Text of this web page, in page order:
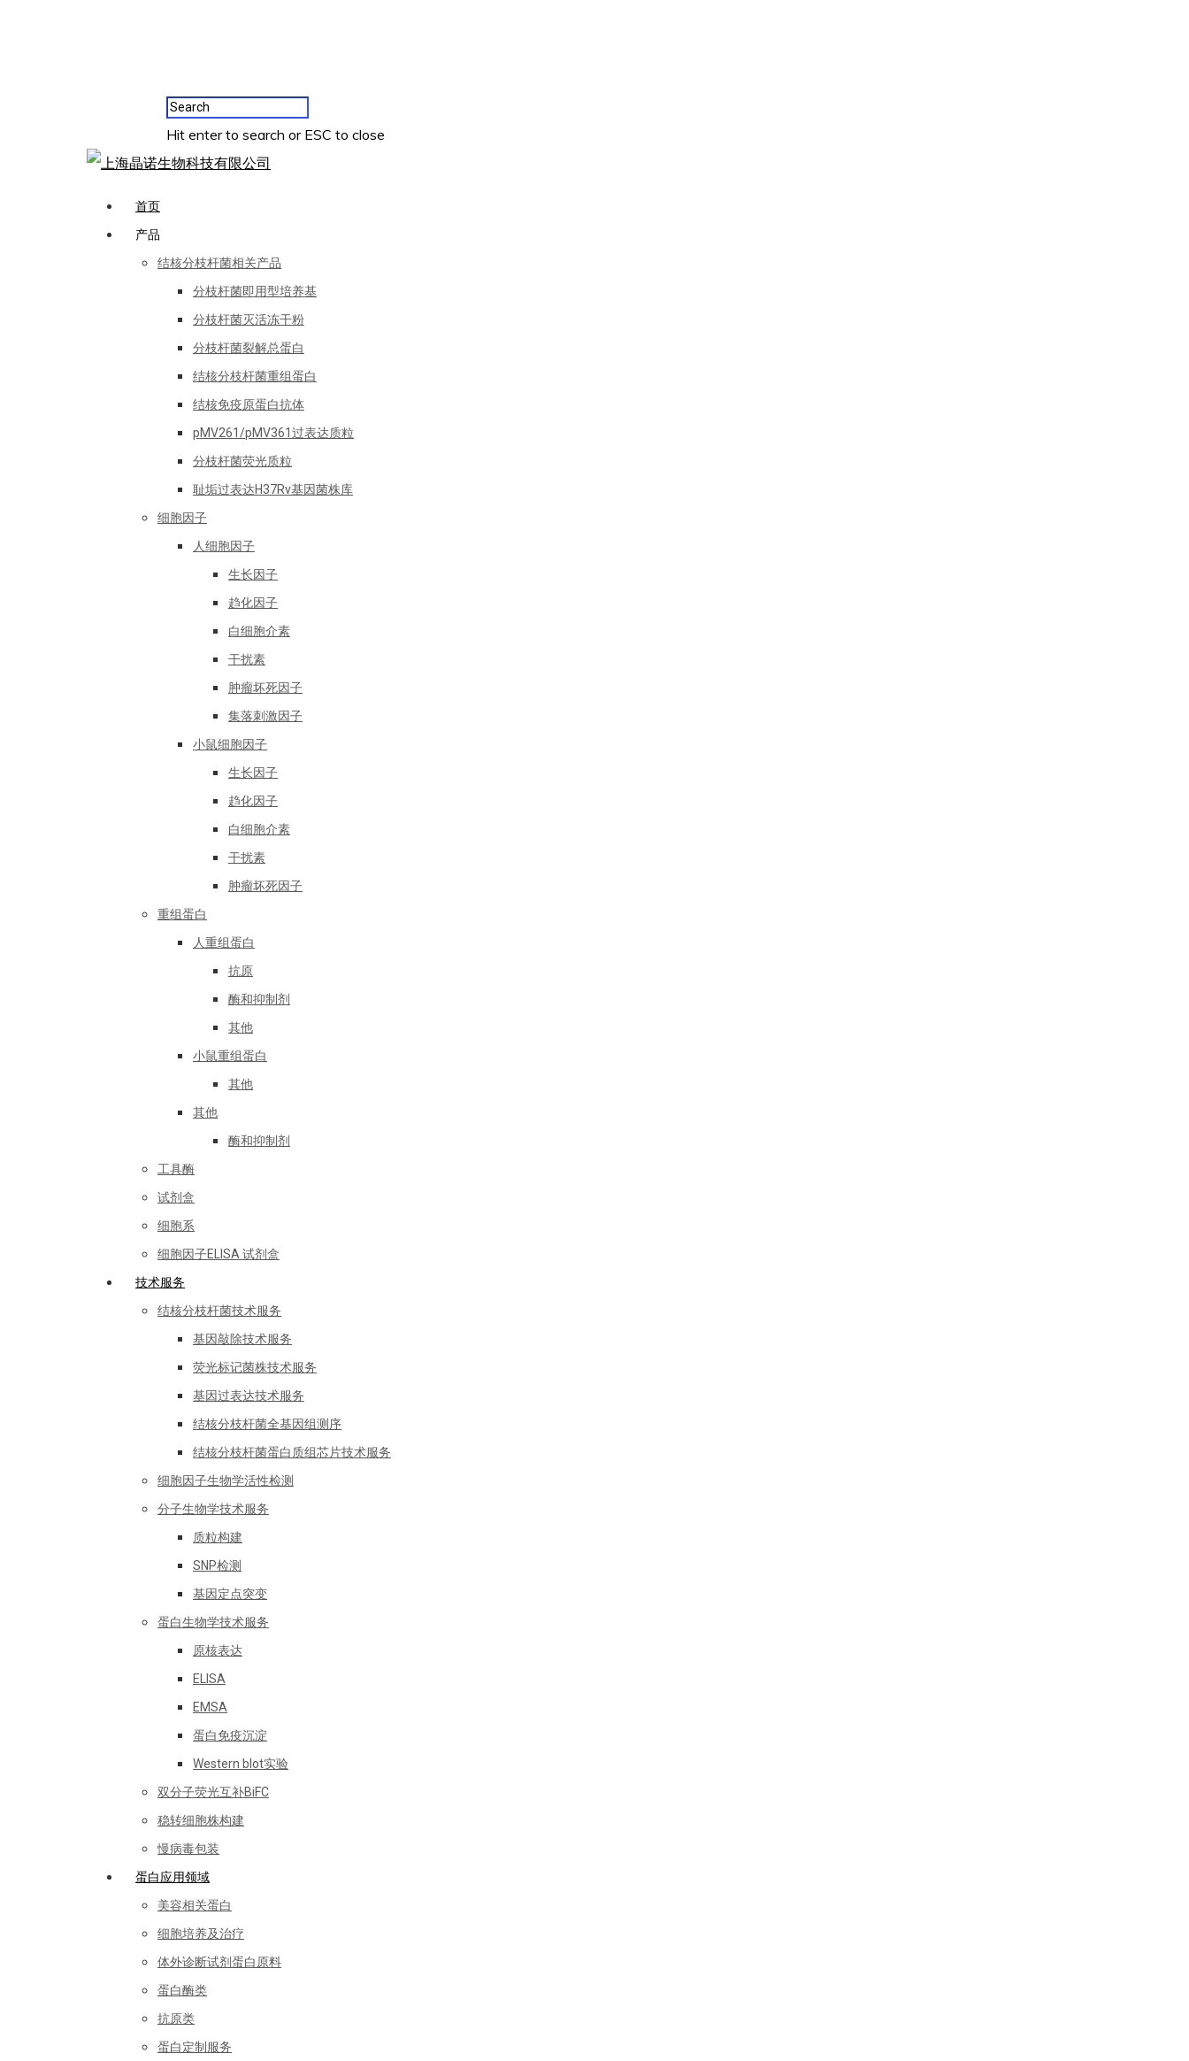
Hit enter to search or ESC to close
首页
产品
结核分枝杆菌相关产品
分枝杆菌即用型培养基
分枝杆菌灭活冻干粉
分枝杆菌裂解总蛋白
结核分枝杆菌重组蛋白
结核免疫原蛋白抗体
pMV261/pMV361过表达质粒
分枝杆菌荧光质粒
耻垢过表达H37Rv基因菌株库
细胞因子
人细胞因子
生长因子
趋化因子
白细胞介素
干扰素
肿瘤坏死因子
集落刺激因子
小鼠细胞因子
生长因子
趋化因子
白细胞介素
干扰素
肿瘤坏死因子
重组蛋白
人重组蛋白
抗原
酶和抑制剂
其他
小鼠重组蛋白
其他
其他
酶和抑制剂
工具酶
试剂盒
细胞系
细胞因子ELISA 试剂盒
技术服务
结核分枝杆菌技术服务
基因敲除技术服务
荧光标记菌株技术服务
基因过表达技术服务
结核分枝杆菌全基因组测序
结核分枝杆菌蛋白质组芯片技术服务
细胞因子生物学活性检测
分子生物学技术服务
质粒构建
SNP检测
基因定点突变
蛋白生物学技术服务
原核表达
ELISA
EMSA
蛋白免疫沉淀
Western blot实验
双分子荧光互补BiFC
稳转细胞株构建
慢病毒包装
蛋白应用领域
美容相关蛋白
细胞培养及治疗
体外诊断试剂蛋白原料
蛋白酶类
抗原类
蛋白定制服务